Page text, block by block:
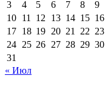
3
4 5 6 7 8
9
10 11 12 13 14 15 16
17 18 19 20 21 22 23
24 25 26 27 28 29 30
31
« Июл